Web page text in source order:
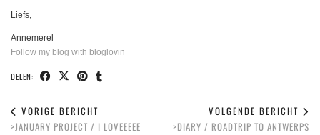
Liefs,
Annemerel
Follow my blog with bloglovin
DELEN:
VORIGE BERICHT
>JANUARY PROJECT / I LOVEEEEE
VOLGENDE BERICHT
>DIARY / ROADTRIP TO ANTWERPS